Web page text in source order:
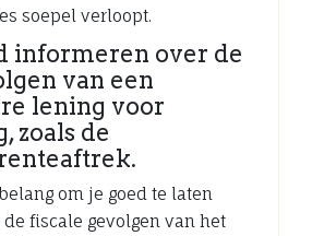
soepel verloopt.
informeren over de
van een
lening voor
zoals de
om je goed te laten
fiscale gevolgen van het